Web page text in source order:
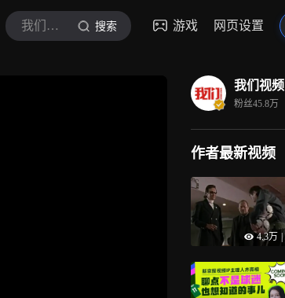
我们视频 搜索 游戏 网页设置
我们视频
粉丝45.8万
作者最新视频
4.3万